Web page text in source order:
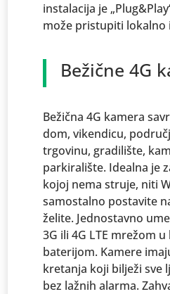
instalacija je
može pristupiti lokalno
Bežične 4G
Bežična 4G kamera
dom, vikendicu,
trgovinu, gradilište,
parkiralište. Idealna je
kojoj nema struje, niti
samostalno postavite
želite. Jednostavno
3G ili 4G LTE mrežom
baterijom. Kamere
kretanja koji bilježi sve
bez lažnih alarma.